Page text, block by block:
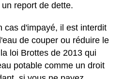
report de dette.
cas d'impayé, il est interdit
de couper ou réduire le
loi Brottes de 2013 qui
potable comme un droit